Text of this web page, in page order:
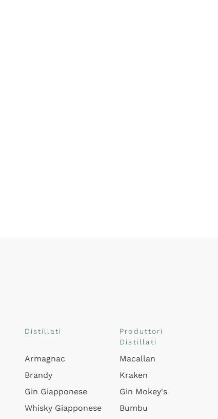
Distillati
Armagnac
Brandy
Gin Giapponese
Whisky Giapponese
Produttori
Distillati
Macallan
Kraken
Gin Mokey's
Bumbu